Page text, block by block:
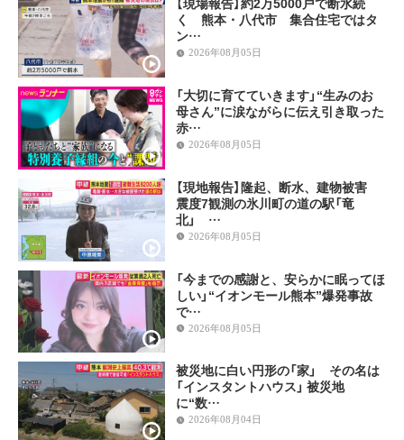
く 熊本・八代市 集合住宅ではタ
ン…
2026年08月05日
「大切に育てていきます」“生みのお
母さん”に涙ながらに伝え引き取った
赤…
2026年08月05日
【現地報告】隆起、断水、建物被害
震度7観測の氷川町の道の駅「竜
北」 …
2026年08月05日
「今までの感謝と、安らかに眠ってほ
しい」“イオンモール熊本”爆発事故
で…
2026年08月05日
被災地に白い円形の「家」 その名は
「インスタントハウス」 被災地
に“数…
2026年08月04日